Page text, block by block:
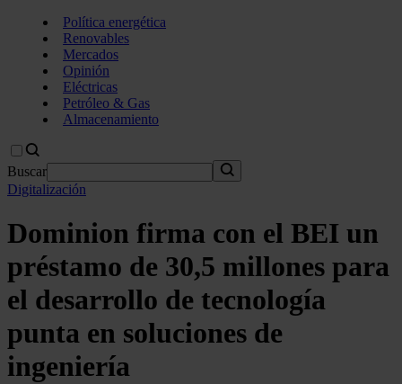
Política energética
Renovables
Mercados
Opinión
Eléctricas
Petróleo & Gas
Almacenamiento
Buscar
Digitalización
Dominion firma con el BEI un
préstamo de 30,5 millones para
el desarrollo de tecnología
punta en soluciones de
ingeniería